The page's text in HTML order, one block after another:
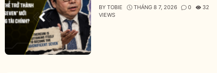
BYTOBIE THÁNG 8 7, 2026 0
32
VIEWS